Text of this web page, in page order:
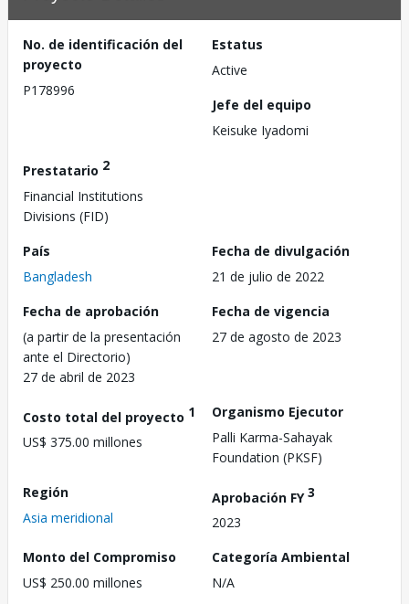
No. de identificación del
proyecto
P178996
Estatus
Active
Jefe del equipo
Keisuke Iyadomi
Prestatario 2
Financial Institutions
Divisions (FID)
País
Bangladesh
Fecha de divulgación
21 de julio de 2022
Fecha de aprobación
(a partir de la presentación
ante el Directorio)
27 de abril de 2023
Fecha de vigencia
27 de agosto de 2023
Costo total del proyecto 1
US$ 375.00 millones
Organismo Ejecutor
Palli Karma-Sahayak
Foundation (PKSF)
Región
Asia meridional
Aprobación FY3
2023
Monto del Compromiso
US$ 250.00 millones
Categoría Ambiental
N/A